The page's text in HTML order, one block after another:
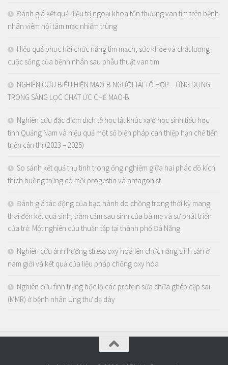
Đánh giá kết quả điều trị ngoại khoa tổn thương van tim trên bệnh
nhân viêm nội tâm mạc nhiễm trùng
Hiệu quả phục hồi chức năng tim mạch, sức khỏe và chất lượng
cuộc sống của bệnh nhân sau phẫu thuật van tim
NGHIÊN CỨU BIỂU HIỆN MAO-B NGƯỜI TÁI TỔ HỢP – ỨNG DỤNG
TRONG SÀNG LỌC CHẤT ỨC CHẾ MAO-B
Nghiên cứu đặc điểm dịch tễ học tật khúc xạ ở học sinh tiểu học
tỉnh Quảng Nam và hiệu quả một số biện pháp can thiệp hạn chế tiến
triển cận thị (2023 – 2025)
So sánh kết quả thụ tinh trong ống nghiệm giữa hai phác đồ kích
thích buồng trứng có mồi progestin và antagonist
Đánh giá tác động của bạo hành do chồng trong thời kỳ mang
thai đến kết quả sinh, trầm cảm sau sinh của bà mẹ và sự phát triển
của trẻ: Một nghiên cứu thuần tập tại thành phố Đà Nẵng
Nghiên cứu ảnh hưởng stress oxy hoá lên chức năng sinh sản ở
nam giới và kết quả của liệu pháp chống oxy hóa
Nghiên cứu tình trạng bộc lộ các protein sửa chữa ghép cặp sai
(MMR) ở bệnh nhân Ung thư dạ dày